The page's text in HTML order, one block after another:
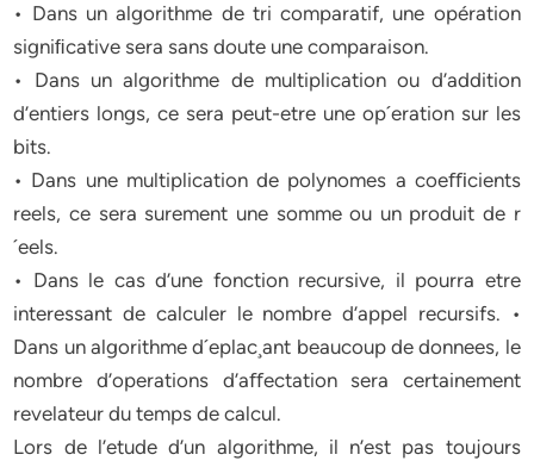
• Dans un algorithme de tri comparatif, une opération
signiﬁcative sera sans doute une comparaison.
• Dans un algorithme de multiplication ou d’addition
d’entiers longs, ce sera peut-etre une op´eration sur les
bits.
• Dans une multiplication de polynomes a coeﬃcients
reels, ce sera surement une somme ou un produit de r
´eels.
• Dans le cas d’une fonction recursive, il pourra etre
interessant de calculer le nombre d’appel recursifs. •
Dans un algorithme d´eplac¸ant beaucoup de donnees, le
nombre d’operations d’aﬀectation sera certainement
revelateur du temps de calcul.
Lors de l’etude d’un algorithme, il n’est pas toujours